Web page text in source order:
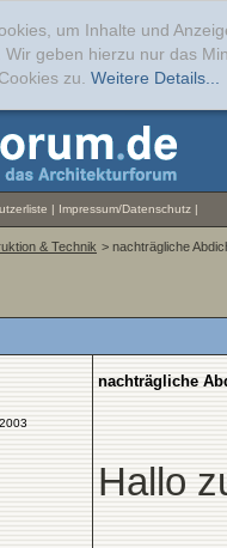
um Inhalte und
Wir geben hierzu nur das
zu. Weitere Details...
| Impressum/Datenschutz |
& Technik > nachträgliche
nachträgliche
Hallo